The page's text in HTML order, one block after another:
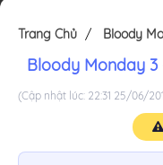
Trang Chủ Bloody
Bloody Monday 3
(Cập nhật lúc: 22:31 25/06/